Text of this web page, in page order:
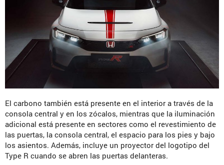
El carbono también está presente en el interior a través de la
consola central y en los zócalos, mientras que la iluminación
adicional está presente en sectores como el revestimiento de
las puertas, la consola central, el espacio para los pies y bajo
los asientos. Además, incluye un proyector del logotipo del
Type R cuando se abren las puertas delanteras.